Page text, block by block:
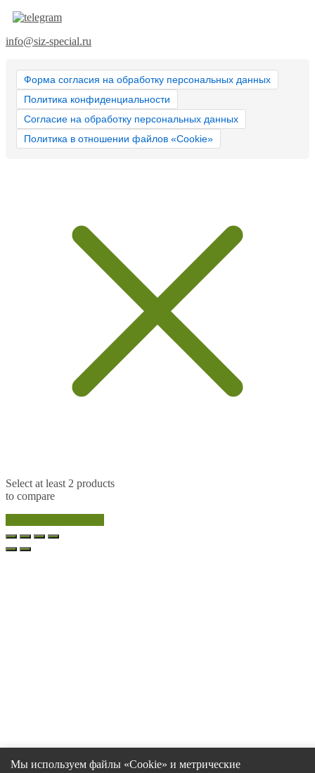
info@siz-special.ru
Форма согласия на обработку персональных данных
Политика конфиденциальности
Согласие на обработку персональных данных
Политика в отношении файлов «Cookie»
Мы используем файлы «Cookie» и метрические
Select at least 2 products
to compare